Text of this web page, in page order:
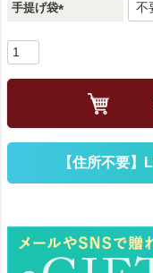
必
手提げ袋
)